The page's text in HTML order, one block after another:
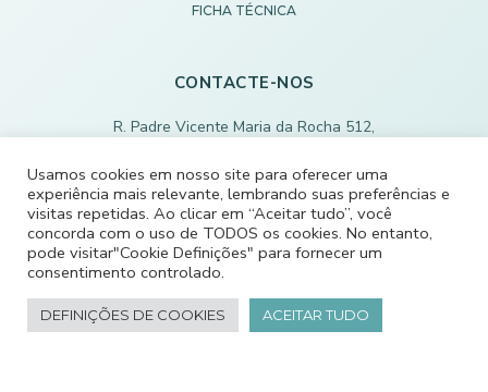
FICHA TÉCNICA
CONTACTE-NOS
R. Padre Vicente Maria da Rocha 512,
+351 234 799 180
Chamada para rede fixa nacional
ECODEVAGOS@SCMVAGOS.EU
CONTACTE-NOS
Usamos cookies em nosso site para oferecer uma
experiência mais relevante, lembrando suas preferências e
visitas repetidas. Ao clicar em “Aceitar tudo”, você
concorda com o uso de TODOS os cookies. No entanto,
pode visitar"Cookie Definições" para fornecer um
consentimento controlado.
DEFINIÇÕES DE COOKIES ACEITAR TUDO